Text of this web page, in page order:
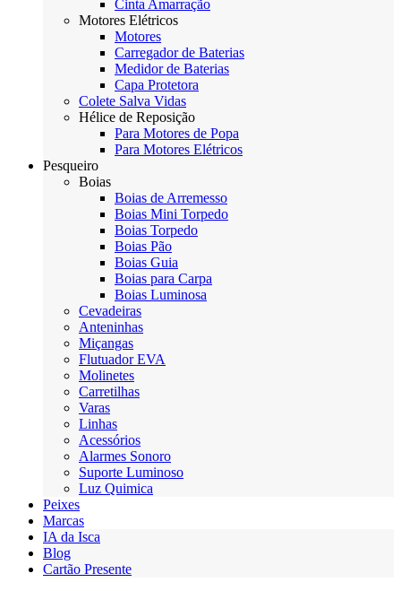
Cinta Amarração
Motores Elétricos
Motores
Carregador de Baterias
Medidor de Baterias
Capa Protetora
Colete Salva Vidas
Hélice de Reposição
Para Motores de Popa
Para Motores Elétricos
Pesqueiro
Boias
Boias de Arremesso
Boias Mini Torpedo
Boias Torpedo
Boias Pão
Boias Guia
Boias para Carpa
Boias Luminosa
Cevadeiras
Anteninhas
Miçangas
Flutuador EVA
Molinetes
Carretilhas
Varas
Linhas
Acessórios
Alarmes Sonoro
Suporte Luminoso
Luz Quimica
Peixes
Marcas
IA da Isca
Blog
Cartão Presente